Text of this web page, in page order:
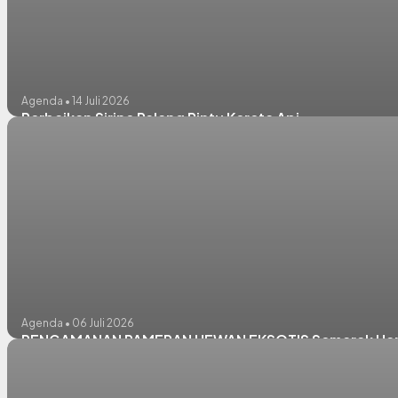
Agenda • 14 Juli 2026
Perbaikan Sirine Palang Pintu Kereta Api
Agenda • 06 Juli 2026
PENGAMANAN PAMERAN HEWAN EKSOTIS Semarak